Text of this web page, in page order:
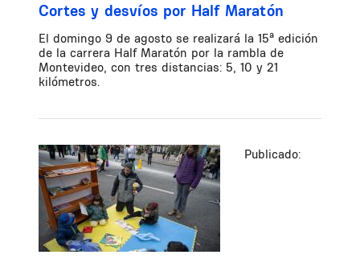
Cortes y desvíos por Half Maratón
El domingo 9 de agosto se realizará la 15ª edición
de la carrera Half Maratón por la rambla de
Montevideo, con tres distancias: 5, 10 y 21
kilómetros.
Publicado: